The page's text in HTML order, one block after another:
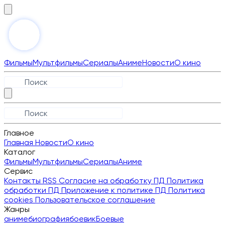
ФильмыМультфильмыСериалыАнимеНовостиО кино
Главное
Главная НовостиО кино
Каталог
ФильмыМультфильмыСериалыАниме
Сервис
Контакты RSS Согласие на обработку ПД Политика
обработки ПД Приложение к политике ПД Политика
cookies Пользовательское соглашение
Жанры
анимебиографиябоевикБоевые